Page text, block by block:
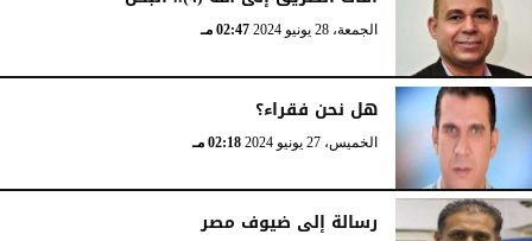
الجمعة، 28 يونيو 2024 02:47 مـ
هل نحن فقراء؟
الخميس، 27 يونيو 2024 02:18 مـ
رسالة إلى ضيوف مصر